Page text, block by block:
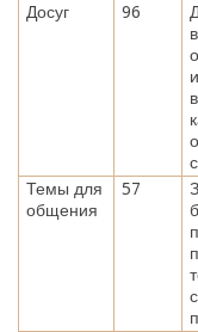
Досуг 96
Темы для
общения
57